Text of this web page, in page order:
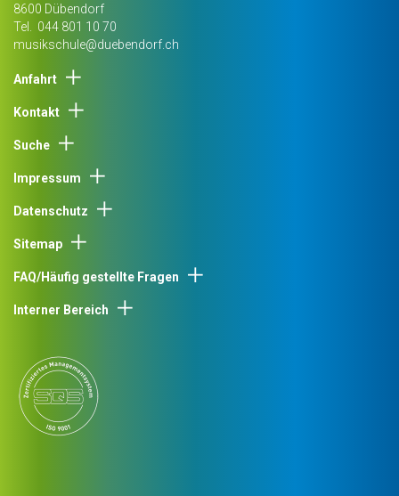
8600 Dübendorf
Tel. 044 801 10 70
musikschule@duebendorf.ch
Anfahrt
Kontakt
Suche
Impressum
Datenschutz
Sitemap
FAQ/Häufig gestellte Fragen
Interner Bereich